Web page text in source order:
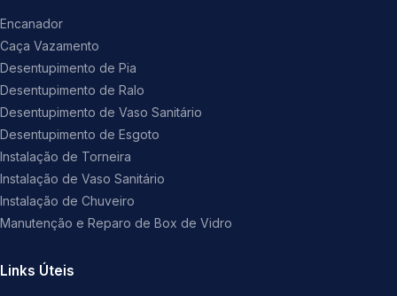
Encanador
Caça Vazamento
Desentupimento de Pia
Desentupimento de Ralo
Desentupimento de Vaso Sanitário
Desentupimento de Esgoto
Instalação de Torneira
Instalação de Vaso Sanitário
Instalação de Chuveiro
Manutenção e Reparo de Box de Vidro
Links Úteis